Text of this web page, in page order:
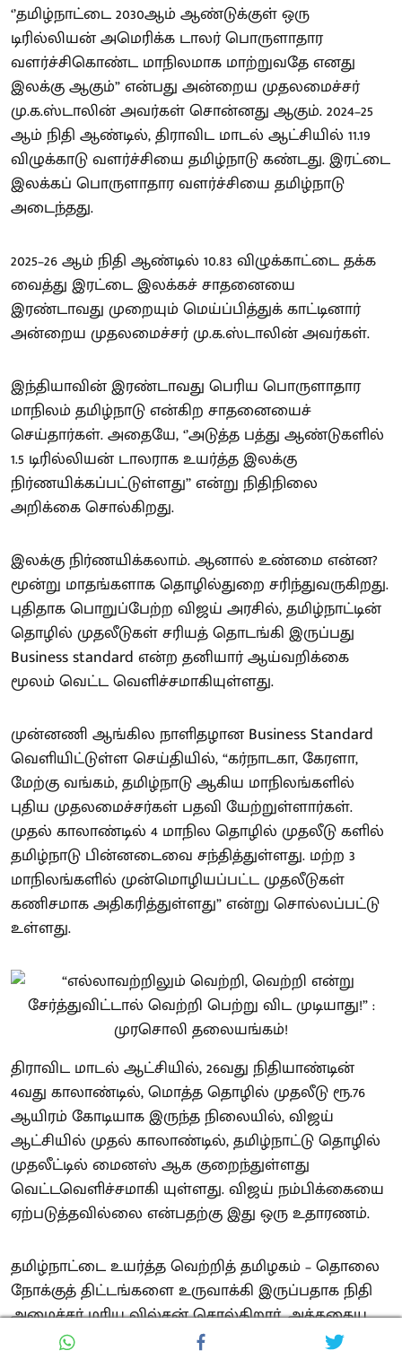
‘’தமிழ்நாட்டை 2030ஆம் ஆண்டுக்குள் ஒரு
டிரில்லியன் அமெரிக்க டாலர் பொருளாதார
வளர்ச்சிகொண்ட மாநிலமாக மாற்றுவதே எனது
இலக்கு ஆகும்” என்பது அன்றைய முதலமைச்சர்
மு.க.ஸ்டாலின் அவர்கள் சொன்னது ஆகும். 2024–25
ஆம் நிதி ஆண்டில், திராவிட மாடல் ஆட்சியில் 11.19
விழுக்காடு வளர்ச்சியை தமிழ்நாடு கண்டது. இரட்டை
இலக்கப் பொருளாதார வளர்ச்சியை தமிழ்நாடு
அடைந்தது.
2025–26 ஆம் நிதி ஆண்டில் 10.83 விழுக்காட்டை தக்க
வைத்து இரட்டை இலக்கச் சாதனையை
இரண்டாவது முறையும் மெய்ப்பித்துக் காட்டினார்
அன்றைய முதலமைச்சர் மு.க.ஸ்டாலின் அவர்கள்.
இந்தியாவின் இரண்டாவது பெரிய பொருளாதார
மாநிலம் தமிழ்நாடு என்கிற சாதனையைச்
செய்தார்கள். அதையே, ‘’அடுத்த பத்து ஆண்டுகளில்
1.5 டிரில்லியன் டாலராக உயர்த்த இலக்கு
நிர்ணயிக்கப்பட்டுள்ளது’’ என்று நிதிநிலை
அறிக்கை சொல்கிறது.
இலக்கு நிர்ணயிக்கலாம். ஆனால் உண்மை என்ன?
மூன்று மாதங்களாக தொழில்துறை சரிந்துவருகிறது.
புதிதாக பொறுப்பேற்ற விஜய் அரசில், தமிழ்நாட்டின்
தொழில் முதலீடுகள் சரியத் தொடங்கி இருப்பது
Business standard என்ற தனியார் ஆய்வறிக்கை
மூலம் வெட்ட வெளிச்சமாகியுள்ளது.
முன்னணி ஆங்கில நாளிதழான Business Standard
வெளியிட்டுள்ள செய்தியில், “கர்நாடகா, கேரளா,
மேற்கு வங்கம், தமிழ்நாடு ஆகிய மாநிலங்களில்
புதிய முதலமைச்சர்கள் பதவி யேற்றுள்ளார்கள்.
முதல் காலாண்டில் 4 மாநில தொழில் முதலீடு களில்
தமிழ்நாடு பின்னடைவை சந்தித்துள்ளது. மற்ற 3
மாநிலங்களில் முன்மொழியப்பட்ட முதலீடுகள்
கணிசமாக அதிகரித்துள்ளது” என்று சொல்லப்பட்டு
உள்ளது.
திராவிட மாடல் ஆட்சியில், 26வது நிதியாண்டின்
4வது காலாண்டில், மொத்த தொழில் முதலீடு ரூ.76
ஆயிரம் கோடியாக இருந்த நிலையில், விஜய்
ஆட்சியில் முதல் காலாண்டில், தமிழ்நாட்டு தொழில்
முதலீட்டில் மைனஸ் ஆக குறைந்துள்ளது
வெட்டவெளிச்சமாகி யுள்ளது. விஜய் நம்பிக்கையை
ஏற்படுத்தவில்லை என்பதற்கு இது ஒரு உதாரணம்.
தமிழ்நாட்டை உயர்த்த வெற்றித் தமிழகம் – தொலை
நோக்குத் திட்டங்களை உருவாக்கி இருப்பதாக நிதி
அமைச்சர் மரிய வில்சன் சொல்கிறார். அத்தகைய
தொலைநோக்குத் திட்டம் எதுவும் இந்த நிதி நிலை